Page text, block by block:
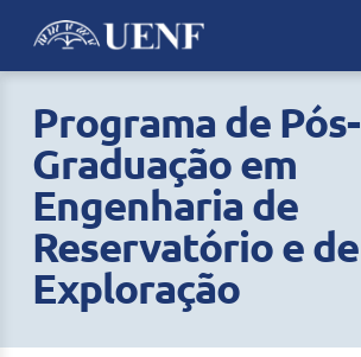
Programa de Pós-
Graduação em
Engenharia de
Reservatório e de
Exploração